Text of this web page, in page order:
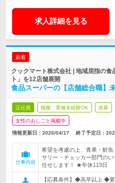
求人詳細を見る
新着
クックマート株式会社 | 地域屈指の
ト」を12店舗展開
食品スーパーの【店舗総合職】
正社員 職種・業種未経験OK 急募
女性のおしごと掲載中
情報更新日：2026/04/17 終了予定日：
仕事内容
希望を考慮の上、青果・鮮
サリー・チェッカー部門の
任せします！ ★年休113日
【応募条件】◆高卒以上 ◆